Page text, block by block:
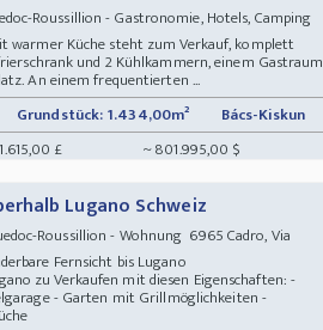
Roussillion - Gastronomie, Hotels, Camping
warmer Küche steht zum Verkauf, komplett
und 2 Kühlkammern, einem Gastraum
An einem frequentierten ...
Grundstück: 1.434,00m²
Bács-Kiskun
£ ~ 801.995,00 $
Lugano Schweiz
Roussillion - Wohnung 6965 Cadro, Via
Fernsicht bis Lugano
zu Verkaufen mit diesen Eigenschaften: -
- Garten mit Grillmöglichkeiten -